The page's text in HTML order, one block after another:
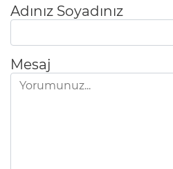
Adınız Soyadınız
Mesaj